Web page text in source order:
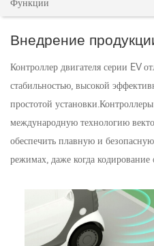
Функции
Внедрение
Контроллер двигателя серии EV
стабильностью, высокой
простотой
международную технологию
обеспечить плавную и
режимах, даже когда кодирование